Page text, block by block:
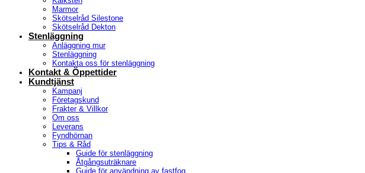
Marmor
Skötselråd Silestone
Skötselråd Dekton
Stenläggning
Anläggning mur
Stenläggning
Kontakta oss för stenläggning
Kontakt & Öppettider
Kundtjänst
Kampanj
Företagskund
Frakter & Villkor
Om oss
Leverans
Fyndhörnan
Tips & Råd
Guide för stenläggning
Åtgångsuträknare
Guide för användning av fastfog